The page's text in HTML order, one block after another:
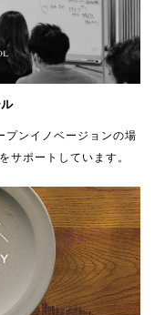
プンイノベージョンの場
サポートしています。